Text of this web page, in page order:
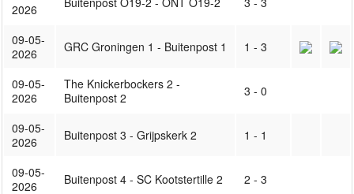
2026
09-05-
2026
GRC Groningen 1 - Buitenpost 1 1 - 3
09-05-
2026
The Knickerbockers 2 -
Buitenpost 2
3 - 0
09-05-
2026
Buitenpost 3 - Grijpskerk 2 1 - 1
09-05-
2026
Buitenpost 4 - SC Kootstertille 2 2 - 3